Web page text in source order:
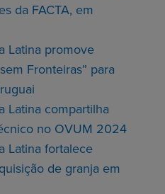
da FACTA, em
Latina promove
Fronteiras” para
Latina compartilha
no OVUM 2024
Latina fortalece
de granja em